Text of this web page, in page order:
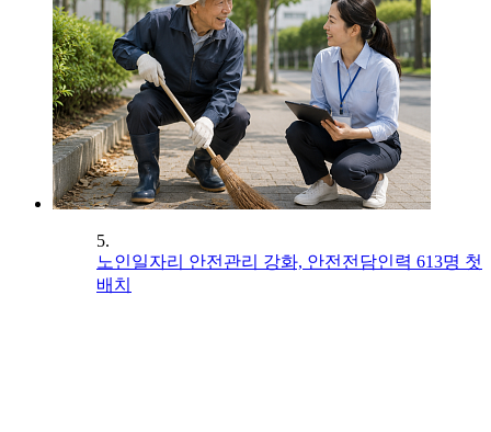
5.
노인일자리 안전관리 강화, 안전전담인력 613명 첫
배치